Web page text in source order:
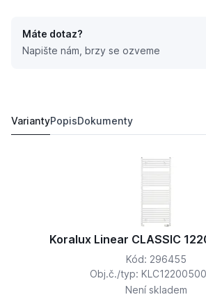
Máte dotaz?
Napište nám, brzy se ozveme
VariantyPopisDokumenty
Koralux Linear CLASSIC
Kód: 296455
Obj.č./typ:
Není skladem